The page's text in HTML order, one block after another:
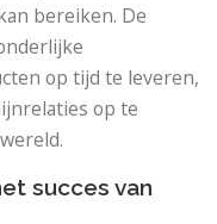
bereiken. De
op tijd te leveren,
op te
succes van